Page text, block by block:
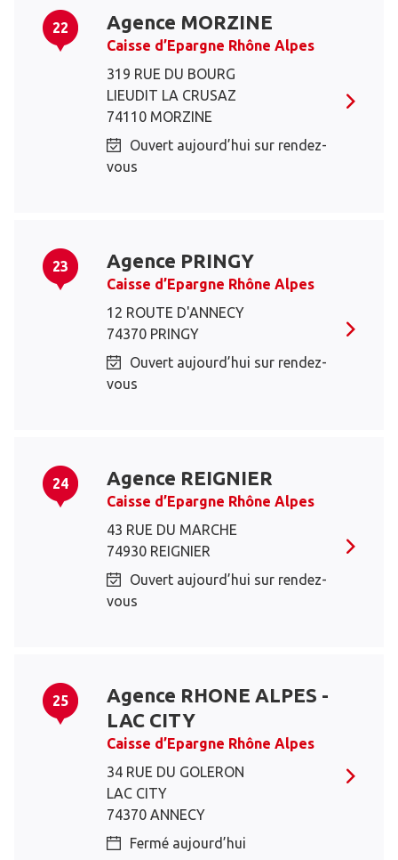
22 Agence MORZINE
Caisse d’Epargne Rhône Alpes
319 RUE DU BOURG
LIEUDIT LA CRUSAZ
74110 MORZINE
Ouvert aujourd’hui sur rendez-
vous
23 Agence PRINGY
Caisse d’Epargne Rhône Alpes
12 ROUTE D'ANNECY
74370 PRINGY
Ouvert aujourd’hui sur rendez-
vous
24 Agence REIGNIER
Caisse d’Epargne Rhône Alpes
43 RUE DU MARCHE
74930 REIGNIER
Ouvert aujourd’hui sur rendez-
vous
25
Agence RHONE ALPES -
LAC CITY
Caisse d’Epargne Rhône Alpes
34 RUE DU GOLERON
LAC CITY
74370 ANNECY
Fermé aujourd’hui